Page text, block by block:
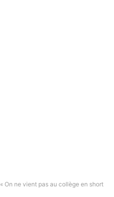
« On ne vient pas au collège en short